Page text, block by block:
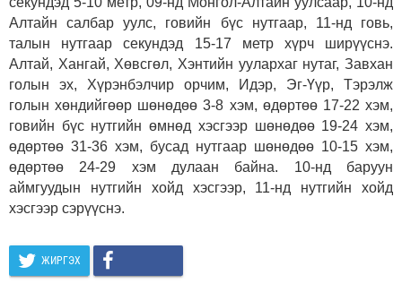
Алтайн салбар уулс, говийн бүс нутгаар, 11-нд говь,
талын нутгаар секундэд 15-17 метр хүрч ширүүснэ.
Алтай, Хангай, Хөвсгөл, Хэнтийн уулархаг нутаг, Завхан
голын эх, Хүрэнбэлчир орчим, Идэр, Эг-Үүр, Тэрэлж
голын хөндийгөөр шөнөдөө 3-8 хэм, өдөртөө 17-22 хэм,
говийн бүс нутгийн өмнөд хэсгээр шөнөдөө 19-24 хэм,
өдөртөө 31-36 хэм, бусад нутгаар шөнөдөө 10-15 хэм,
өдөртөө 24-29 хэм дулаан байна. 10-нд баруун
аймгуудын нутгийн хойд хэсгээр, 11-нд нутгийн хойд
хэсгээр сэрүүснэ.
ЖИРГЭХ